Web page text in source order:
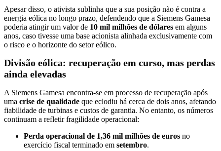
Apesar disso, o ativista sublinha que a sua posição não é contra a
energia eólica no longo prazo, defendendo que a Siemens Gamesa
poderia atingir um valor de 10 mil milhões de dólares em alguns
anos, caso tivesse uma base acionista alinhada exclusivamente com
o risco e o horizonte do setor eólico.
Divisão eólica: recuperação em curso, mas perdas
ainda elevadas
A Siemens Gamesa encontra-se em processo de recuperação após
uma crise de qualidade que eclodiu há cerca de dois anos, afetando
fiabilidade de turbinas e custos de garantia. No entanto, os números
continuam a refletir fragilidade operacional:
Perda operacional de 1,36 mil milhões de euros no
exercício fiscal terminado em setembro.